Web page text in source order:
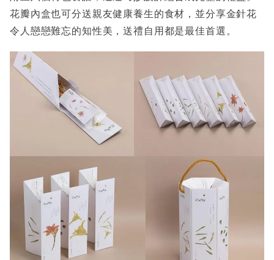
花瓣內盒也可分送親友健康養生的食材，並分享金針花
令人戀戀難忘的知性美，送禮自用都是最佳首選。